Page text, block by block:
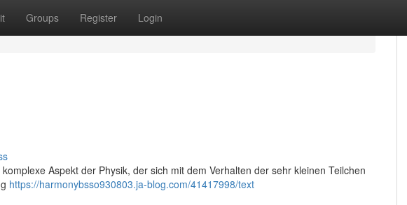
Groups Register Login
Aspekt der Physik, der sich mit dem Verhalten der sehr kleinen Teilchen
https://harmonybsso930803.ja-blog.com/41417998/text